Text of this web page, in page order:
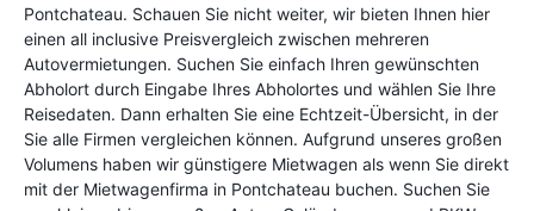
Pontchateau. Schauen Sie nicht weiter, wir bieten Ihnen hier
einen all inclusive Preisvergleich zwischen mehreren
Autovermietungen. Suchen Sie einfach Ihren gewünschten
Abholort durch Eingabe Ihres Abholortes und wählen Sie Ihre
Reisedaten. Dann erhalten Sie eine Echtzeit-Übersicht, in der
Sie alle Firmen vergleichen können. Aufgrund unseres großen
Volumens haben wir günstigere Mietwagen als wenn Sie direkt
mit der Mietwagenfirma in Pontchateau buchen. Suchen Sie